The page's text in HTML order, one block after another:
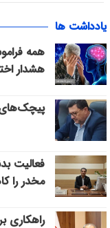
یادداشت ها
همه
هشدار
فعالیت
مخدر را
راهکاری